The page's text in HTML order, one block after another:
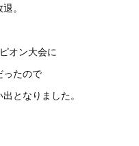
。
オン大会に
ったので
となりました。